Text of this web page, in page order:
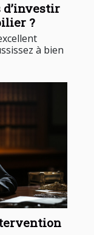
d’investir
?
à bien